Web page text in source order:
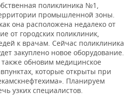
поликлиника №1,
промышленной зоны.
она расположена недалеко от
от городских поликлиник,
к врачам. Сейчас поликлиника
закуплено новое оборудование.
обновим медицинское
которые открыты при
Планируем
узких специалистов.